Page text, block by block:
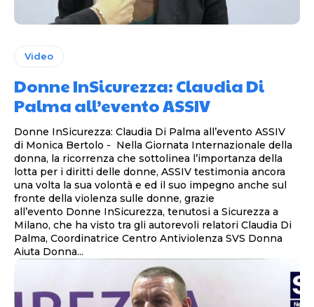
Video
Donne InSicurezza: Claudia Di
Palma all’evento ASSIV
Donne InSicurezza: Claudia Di Palma all’evento ASSIV
di Monica Bertolo - Nella Giornata Internazionale della
donna, la ricorrenza che sottolinea l’importanza della
lotta per i diritti delle donne, ASSIV testimonia ancora
una volta la sua volontà e ed il suo impegno anche sul
fronte della violenza sulle donne, grazie
all’evento Donne InSicurezza, tenutosi a Sicurezza a
Milano, che ha visto tra gli autorevoli relatori Claudia Di
Palma, Coordinatrice Centro Antiviolenza SVS Donna
Aiuta Donna...